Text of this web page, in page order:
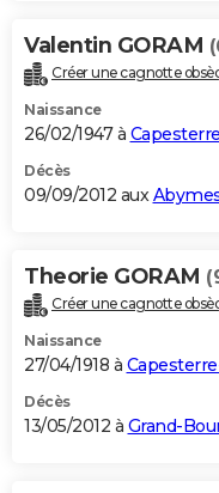
Valentin GORAM
Créer une cagnotte
Naissance
26/02/1947 à
Décès
09/09/2012 aux
Theorie GORAM
Créer une cagnotte
Naissance
27/04/1918 à
Décès
13/05/2012 à Grand-